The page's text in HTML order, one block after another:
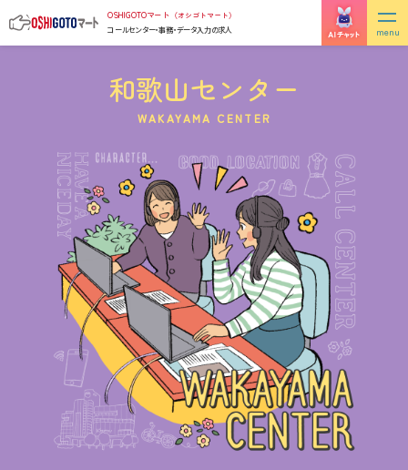
to
OSHIGOTOマート （オシゴトマート）
コールセンター・事務・データ入力の求人
和歌山センター
WAKAYAMA CENTER